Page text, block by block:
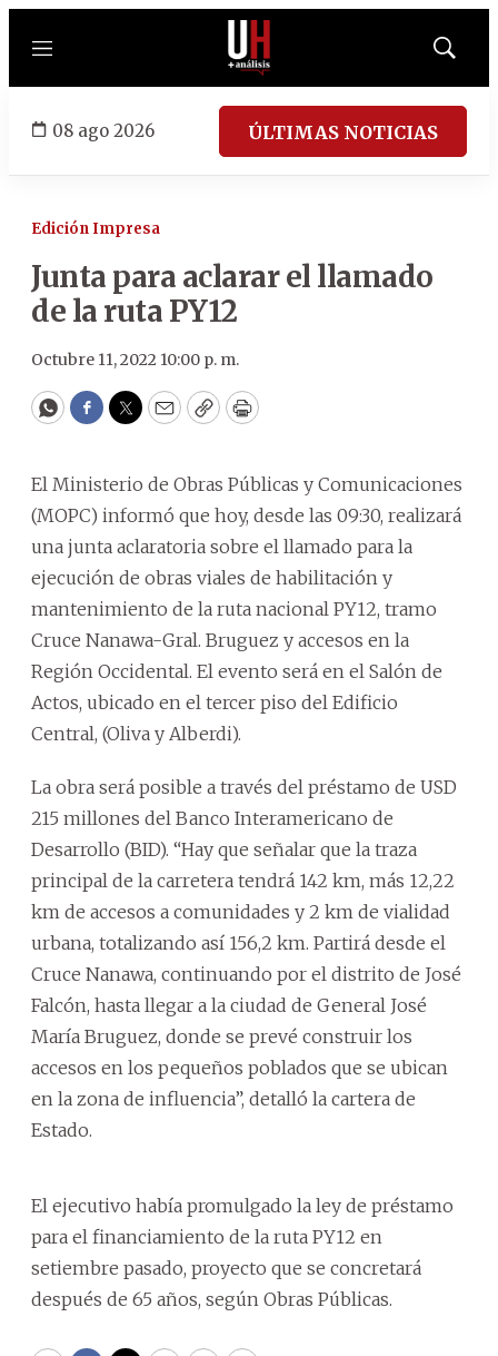
Menú
Mostrar
08 ago 2026 ÚLTIMAS NOTICIAS
Edición Impresa
Junta para aclarar el llamado
de la ruta PY12
Octubre 11, 2022 10:00 p. m.
WhatsApp
Facebook
Twitter
EmailCopyPrint
El Ministerio de Obras Públicas y Comunicaciones
(MOPC) informó que hoy, desde las 09:30, realizará
una junta aclaratoria sobre el llamado para la
ejecución de obras viales de habilitación y
mantenimiento de la ruta nacional PY12, tramo
Cruce Nanawa-Gral. Bruguez y accesos en la
Región Occidental. El evento será en el Salón de
Actos, ubicado en el tercer piso del Edificio
Central, (Oliva y Alberdi).
La obra será posible a través del préstamo de USD
215 millones del Banco Interamericano de
Desarrollo (BID). “Hay que señalar que la traza
principal de la carretera tendrá 142 km, más 12,22
km de accesos a comunidades y 2 km de vialidad
urbana, totalizando así 156,2 km. Partirá desde el
Cruce Nanawa, continuando por el distrito de José
Falcón, hasta llegar a la ciudad de General José
María Bruguez, donde se prevé construir los
accesos en los pequeños poblados que se ubican
en la zona de influencia”, detalló la cartera de
Estado.
El ejecutivo había promulgado la ley de préstamo
para el financiamiento de la ruta PY12 en
setiembre pasado, proyecto que se concretará
después de 65 años, según Obras Públicas.